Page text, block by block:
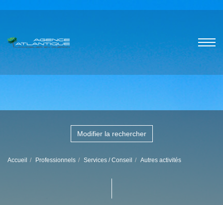
Modifier la rechercher
Accueil Professionnels Services / Conseil Autres activités